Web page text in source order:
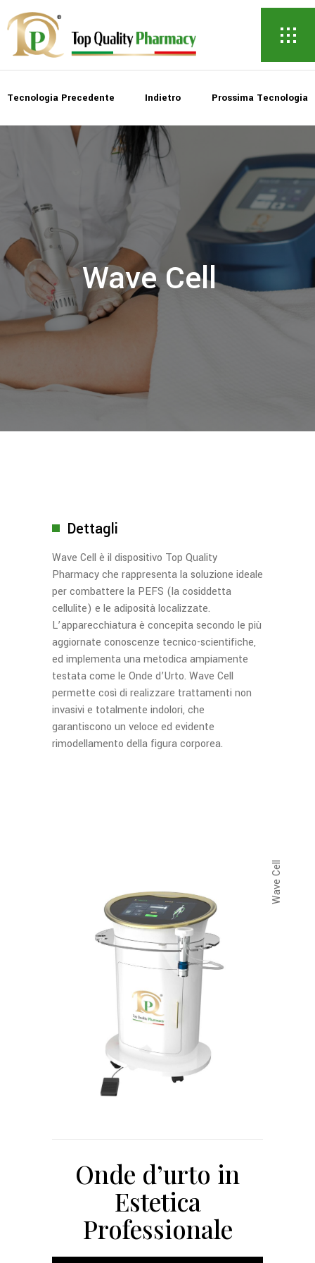
Indietro
Wave Cell
Dettagli
Wave Cell è il dispositivo Top Quality
Pharmacy che rappresenta la soluzione ideale
per combattere la PEFS (la cosiddetta
cellulite) e le adiposità localizzate.
L’apparecchiatura è concepita secondo le più
aggiornate conoscenze tecnico-scientifiche,
ed implementa una metodica ampiamente
testata come le Onde d’Urto. Wave Cell
permette così di realizzare trattamenti non
invasivi e totalmente indolori, che
garantiscono un veloce ed evidente
rimodellamento della figura corporea.
Wave Cell
Onde d’urto in
Estetica
Professionale